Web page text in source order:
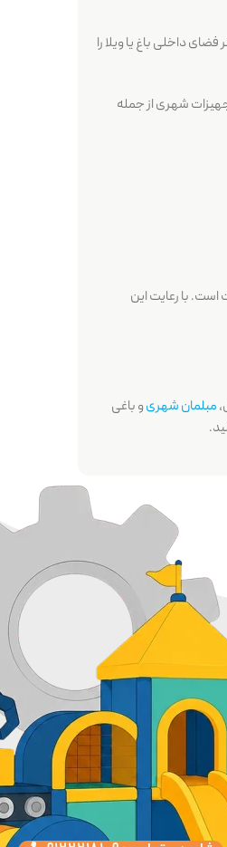
داخلی باغ یا ویلا را
شهری از جمله
با رعایت این
مبلمان شهریو باغی